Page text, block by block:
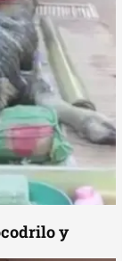
y